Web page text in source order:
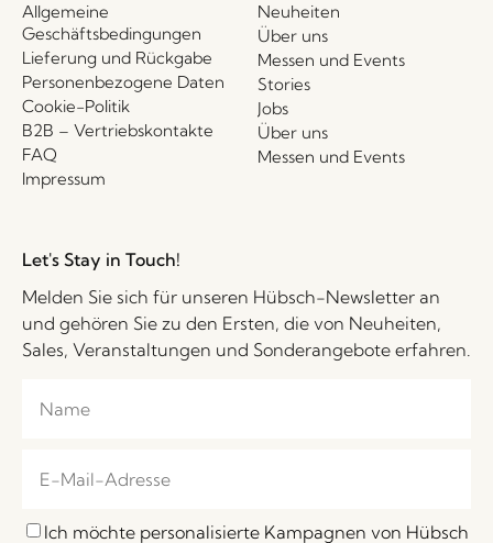
Allgemeine
Geschäftsbedingungen
Lieferung und Rückgabe
Personenbezogene Daten
Cookie-Politik
B2B – Vertriebskontakte
FAQ
Impressum
Neuheiten
Über uns
Messen und Events
Stories
Jobs
Über uns
Messen und Events
Let's Stay in Touch!
Melden Sie sich für unseren Hübsch-Newsletter an
und gehören Sie zu den Ersten, die von Neuheiten,
Sales, Veranstaltungen und Sonderangebote erfahren.
Ich möchte personalisierte Kampagnen von Hübsch